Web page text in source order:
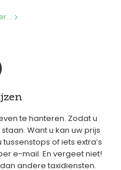
te hanteren. Zodat u
Want u kan uw prijs
of iets extra’s
e-mail. En vergeet niet!
andere taxidiensten.